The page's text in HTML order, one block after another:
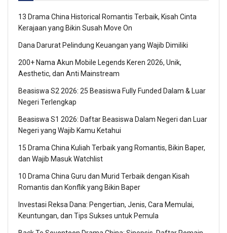
13 Drama China Historical Romantis Terbaik, Kisah Cinta
Kerajaan yang Bikin Susah Move On
Dana Darurat Pelindung Keuangan yang Wajib Dimiliki
200+ Nama Akun Mobile Legends Keren 2026, Unik,
Aesthetic, dan Anti Mainstream
Beasiswa S2 2026: 25 Beasiswa Fully Funded Dalam & Luar
Negeri Terlengkap
Beasiswa S1 2026: Daftar Beasiswa Dalam Negeri dan Luar
Negeri yang Wajib Kamu Ketahui
15 Drama China Kuliah Terbaik yang Romantis, Bikin Baper,
dan Wajib Masuk Watchlist
10 Drama China Guru dan Murid Terbaik dengan Kisah
Romantis dan Konflik yang Bikin Baper
Investasi Reksa Dana: Pengertian, Jenis, Cara Memulai,
Keuntungan, dan Tips Sukses untuk Pemula